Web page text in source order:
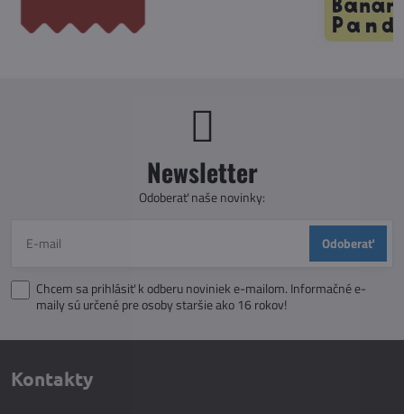
Newsletter
Odoberať naše novinky:
Odoberať
Chcem sa prihlásiť k odberu noviniek e-mailom. Informačné e-
maily sú určené pre osoby staršie ako 16 rokov!
Kontakty